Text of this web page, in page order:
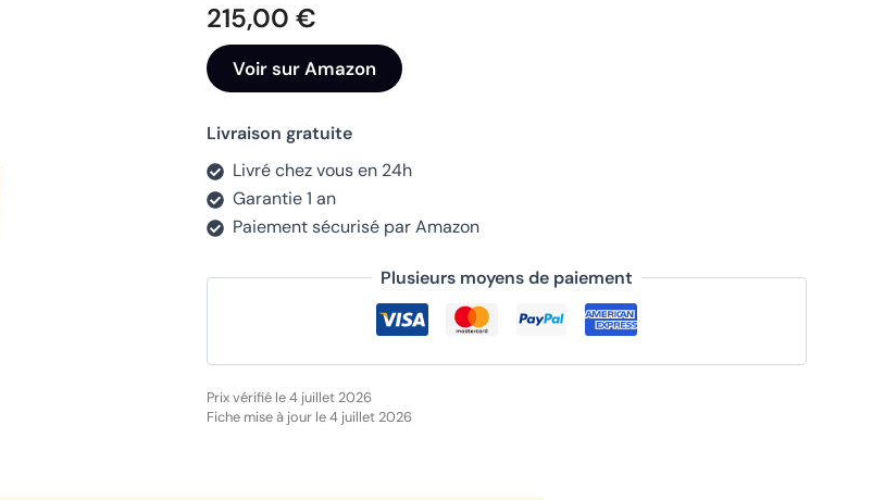
Noté 4.5
sur 5
191
notations
client
215,00 €
Voir sur Amazon
Livraison gratuite
Livré chez vous en 24h
Garantie 1 an
Paiement sécurisé par Amazon
Plusieurs moyens de paiement
Prix vérifié le 4 juillet 2026
Fiche mise à jour le 4 juillet 2026